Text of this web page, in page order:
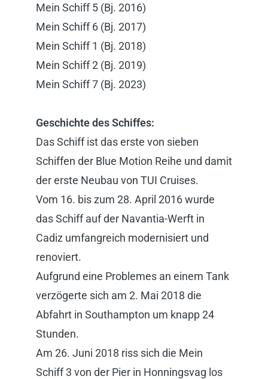
Mein Schiff 5 (Bj. 2016)
Mein Schiff 6 (Bj. 2017)
Mein Schiff 1 (Bj. 2018)
Mein Schiff 2 (Bj. 2019)
Mein Schiff 7 (Bj. 2023)
Geschichte des Schiffes:
Das Schiff ist das erste von sieben
Schiffen der Blue Motion Reihe und damit
der erste Neubau von TUI Cruises.
Vom 16. bis zum 28. April 2016 wurde
das Schiff auf der Navantia-Werft in
Cadiz umfangreich modernisiert und
renoviert.
Aufgrund eine Problemes an einem Tank
verzögerte sich am 2. Mai 2018 die
Abfahrt in Southampton um knapp 24
Stunden.
Am 26. Juni 2018 riss sich die Mein
Schiff 3 von der Pier in Honningsvag los